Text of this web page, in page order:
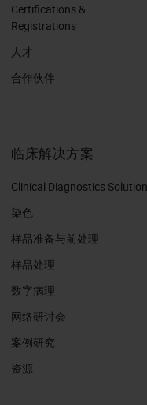
Certifications &
Registrations
人才
合作伙伴
临床解决方案
Clinical Diagnostics
染色
样品准备与前处理
样品处理
数字病理
网络研讨会
案例研究
资源